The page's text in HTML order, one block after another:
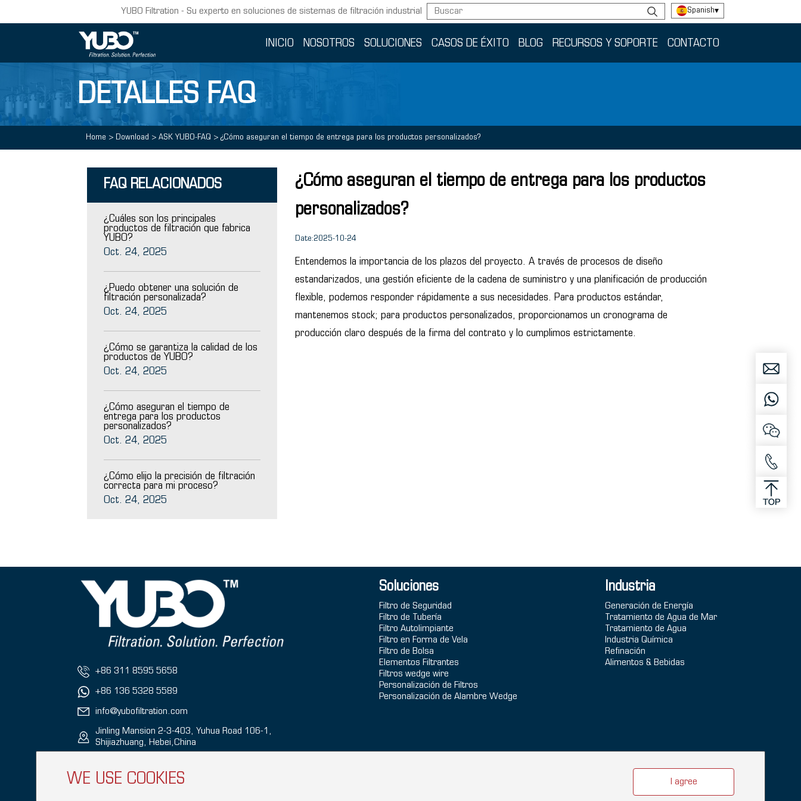
YUBO Filtration - Su experto en soluciones de sistemas de filtración industrial Spanish▾
INICIO NOSOTROS SOLUCIONES CASOS DE ÉXITO BLOG RECURSOS Y SOPORTE CONTACTO
DETALLES FAQ
Home > Download > ASK YUBO-FAQ > ¿Cómo aseguran el tiempo de entrega para los productos personalizados?
¿Cómo aseguran el tiempo de entrega para los productos
personalizados?
Date:2025-10-24
Entendemos la importancia de los plazos del proyecto. A través de procesos de diseño
estandarizados, una gestión eficiente de la cadena de suministro y una planificación de producción
flexible, podemos responder rápidamente a sus necesidades. Para productos estándar,
mantenemos stock; para productos personalizados, proporcionamos un cronograma de
producción claro después de la firma del contrato y lo cumplimos estrictamente.
FAQ RELACIONADOS
¿Cuáles son los principales
productos de filtración que fabrica
YUBO?
Oct. 24, 2025
¿Puedo obtener una solución de
filtración personalizada?
Oct. 24, 2025
¿Cómo se garantiza la calidad de los
productos de YUBO?
Oct. 24, 2025
¿Cómo aseguran el tiempo de
entrega para los productos
personalizados?
Oct. 24, 2025
¿Cómo elijo la precisión de filtración
correcta para mi proceso?
Oct. 24, 2025
WE USE COOKIES I agree
+86 311 8595 5658
+86 136 5328 5589
info@yubofiltration.com
Jinling Mansion 2-3-403, Yuhua Road 106-1,
Shijiazhuang, Hebei,China
Soluciones
Filtro de Seguridad
Filtro de Tubería
Filtro Autolimpiante
Filtro en Forma de Vela
Filtro de Bolsa
Elementos Filtrantes
Filtros wedge wire
Personalización de Filtros
Personalización de Alambre Wedge
Industria
Generación de Energía
Tratamiento de Agua de Mar
Tratamiento de Agua
Industria Química
Refinación
Alimentos & Bebidas
Wedge Wire ScreenVee Wire